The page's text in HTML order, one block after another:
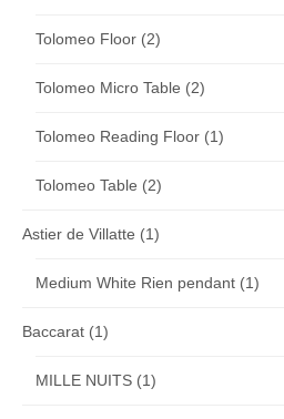
Tolomeo Floor (2)
Tolomeo Micro Table (2)
Tolomeo Reading Floor (1)
Tolomeo Table (2)
Astier de Villatte (1)
Medium White Rien pendant (1)
Baccarat (1)
MILLE NUITS (1)